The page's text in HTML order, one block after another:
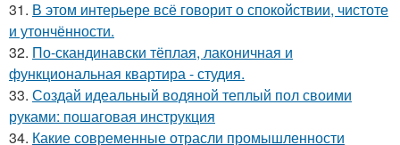
31. В этом интерьере всё говорит о спокойствии, чистоте
и утончённости.
32. По-скандинавски тёплая, лаконичная и
функциональная квартира - студия.
33. Создай идеальный водяной теплый пол своими
руками: пошаговая инструкция
34. Какие современные отрасли промышленности